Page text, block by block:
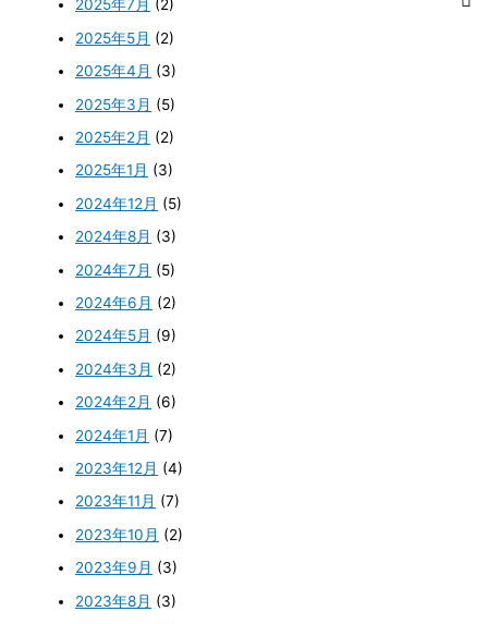
2025年7月 (2)
2025年5月 (2)
2025年4月 (3)
2025年3月 (5)
2025年2月 (2)
2025年1月 (3)
2024年12月 (5)
2024年8月 (3)
2024年7月 (5)
2024年6月 (2)
2024年5月 (9)
2024年3月 (2)
2024年2月 (6)
2024年1月 (7)
2023年12月 (4)
2023年11月 (7)
2023年10月 (2)
2023年9月 (3)
2023年8月 (3)